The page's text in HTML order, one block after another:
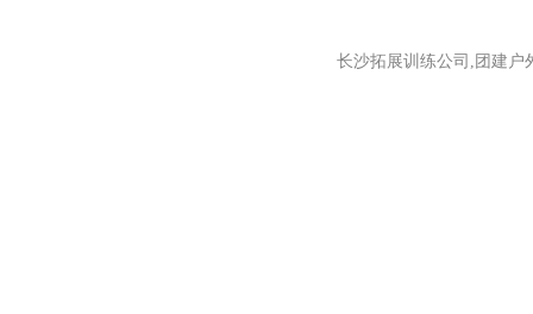
长沙拓展训练公司,团建户